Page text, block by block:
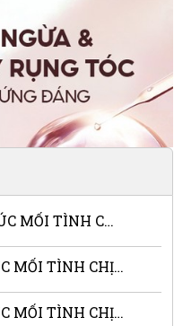
Chương 10 - KẾT THÚC MỐI TÌNH CHỊ EM
Chương 8 - KẾT THÚC MỐI TÌNH CHỊ EM
Chương 6 - KẾT THÚC MỐI TÌNH CHỊ EM